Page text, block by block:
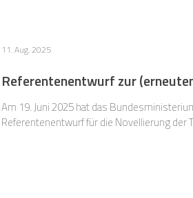
Referentenentwurf zur
Am 19. Juni 2025 hat das
Referentenentwurf für die Novellierung
11. Aug. 2025